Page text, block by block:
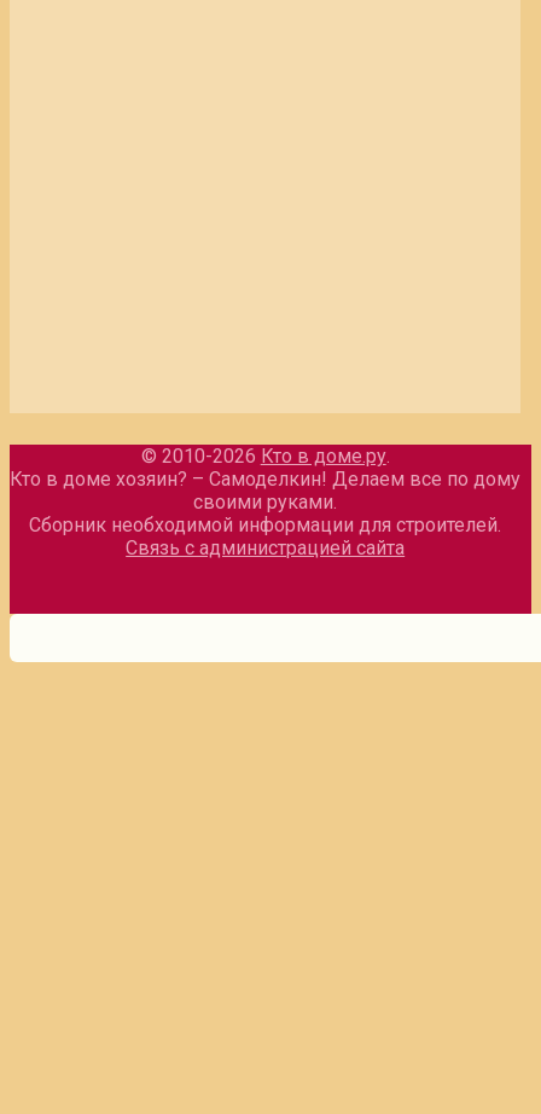
© 2010-2026 Кто в доме.ру.
Кто в доме хозяин? – Самоделкин! Делаем все по дому
своими руками.
Сборник необходимой информации для строителей.
Связь с администрацией сайта